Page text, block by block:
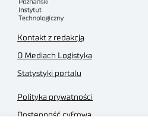
Kontakt z redakcją
O Mediach Logistyka
Statystyki portalu
Polityka prywatności
Dostępność cyfrowa